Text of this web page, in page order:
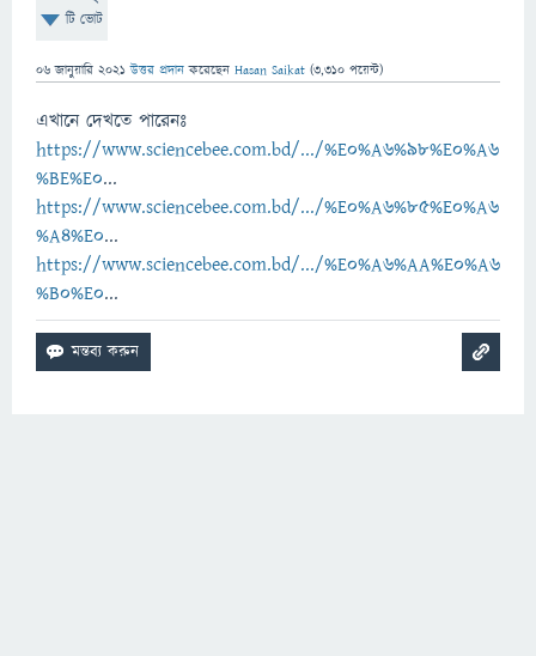
টি ভোট
06 জানুয়ারি 2021 উত্তর প্রদান করেছেন Hasan Saikat (3,310 পয়েন্ট)
এখানে দেখতে পারেনঃ
https://www.sciencebee.com.bd/.../%E0%A6%98%E0%A6
%BE%E0...
https://www.sciencebee.com.bd/.../%E0%A6%85%E0%A6
%A4%E0...
https://www.sciencebee.com.bd/.../%E0%A6%AA%E0%A6
%B0%E0...